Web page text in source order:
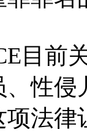
目前
性侵
项法